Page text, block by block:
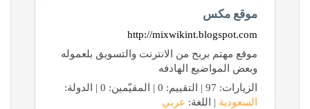
موقع مكس
http://mixwikint.blogspot.com
موقع مهتم بربح من الانترنت والتسويق بلعموله
وبعض المواضيع الهادفه
الزيارات: 97 | التقييم: 0 | المقيّمين: 0 | الدولة:
السعودية | اللغة: عربي